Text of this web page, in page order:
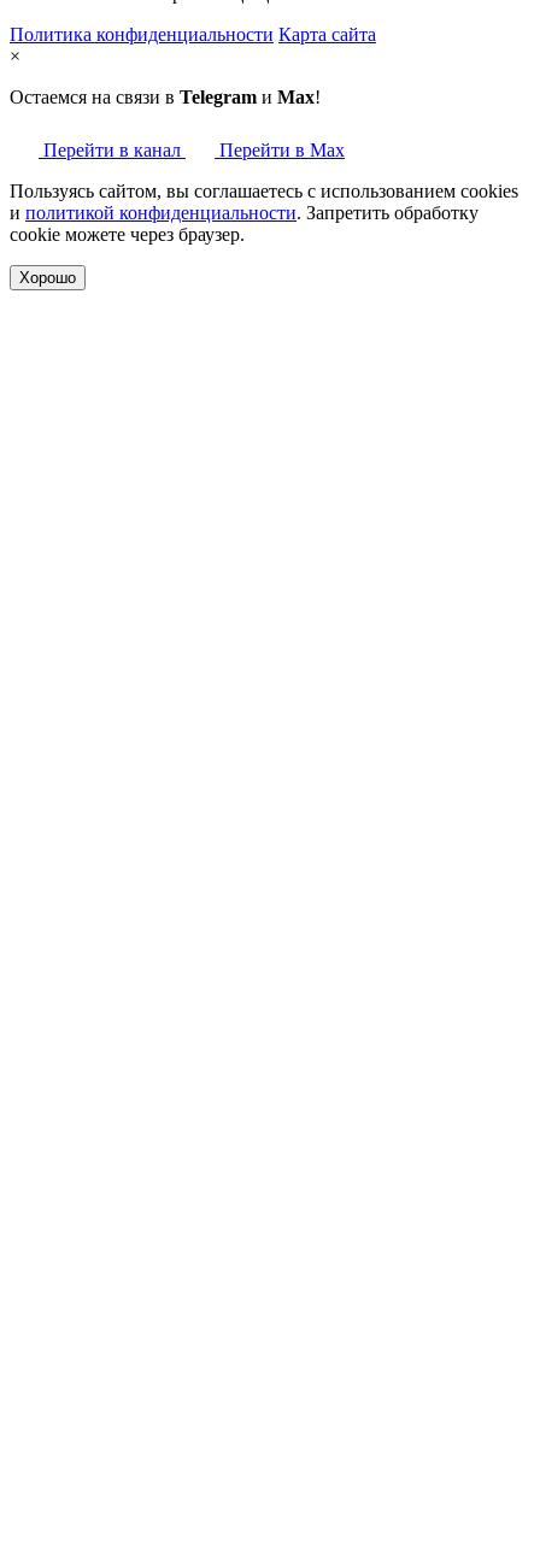
Политика конфиденциальности Карта сайта
×
Остаемся на связи в Telegram и Max!
Перейти в канал
Перейти в Max
Пользуясь сайтом, вы соглашаетесь с использованием cookies
и политикой конфиденциальности. Запретить обработку
cookie можете через браузер.
Хорошо